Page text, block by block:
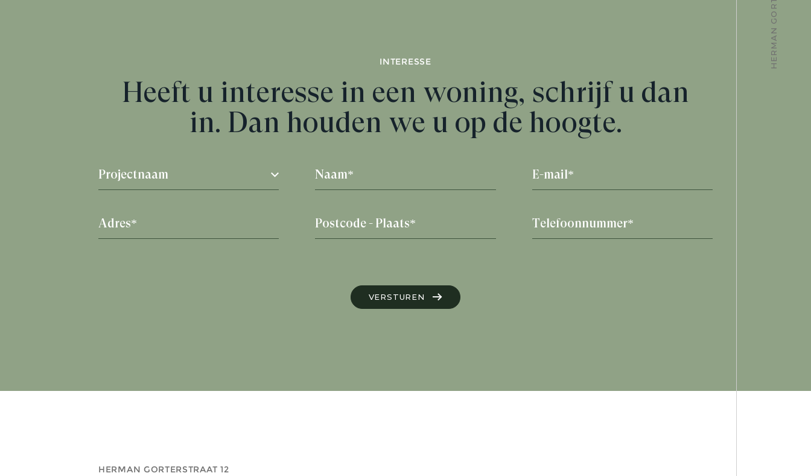
INTERESSE
Heeft u interesse in een woning, schrijf u dan
in. Dan houden we u op de hoogte.
Projectnaam
VERSTUREN
HERMAN GORTERSTRAAT 12